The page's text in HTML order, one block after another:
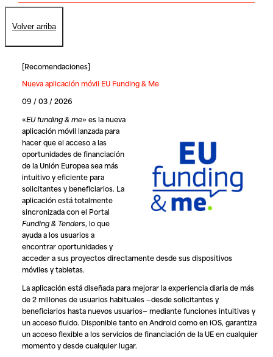
Volver arriba
[Recomendaciones]
Nueva aplicación móvil EU Funding & Me
09 / 03 / 2026
«EU funding & me» es la nueva
aplicación móvil lanzada para
hacer que el acceso a las
oportunidades de financiación
de la Unión Europea sea más
intuitivo y eficiente para
solicitantes y beneficiarios. La
aplicación está totalmente
sincronizada con el Portal
Funding & Tenders, lo que
ayuda a los usuarios a
encontrar oportunidades y
acceder a sus proyectos directamente desde sus dispositivos
móviles y tabletas.
La aplicación está diseñada para mejorar la experiencia diaria de más
de 2 millones de usuarios habituales —desde solicitantes y
beneficiarios hasta nuevos usuarios— mediante funciones intuitivas y
un acceso fluido. Disponible tanto en Android como en iOS, garantiza
un acceso flexible a los servicios de financiación de la UE en cualquier
momento y desde cualquier lugar.